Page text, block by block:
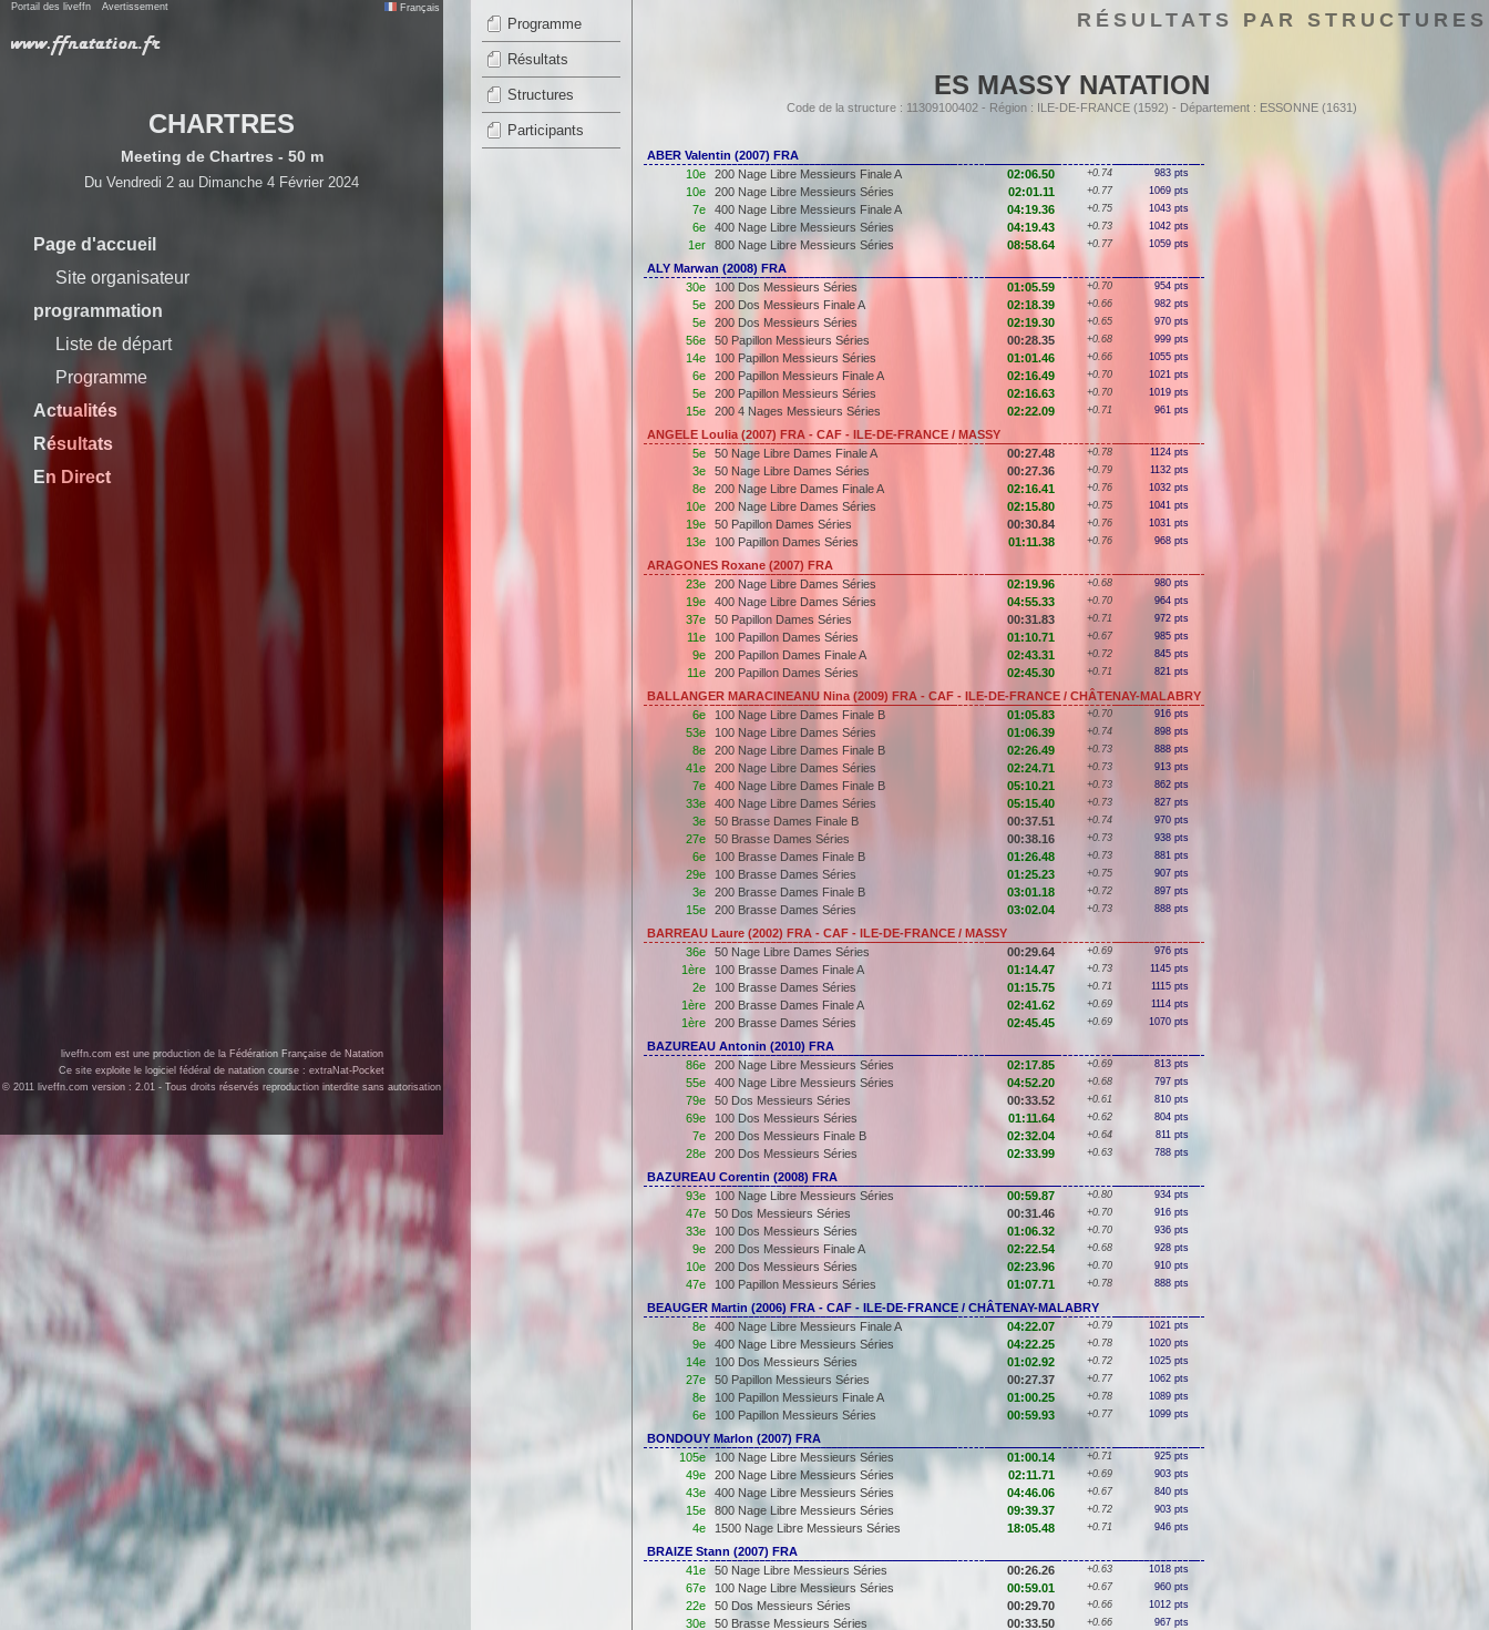
Portail des liveffn Avertissement Français
CHARTRES
Meeting de Chartres - 50 m
Du Vendredi 2 au Dimanche 4 Février 2024
Page d'accueil
Site organisateur
programmation
Liste de départ
Programme
Actualités
Résultats
En Direct
Programme
Résultats
Structures
Participants
RÉSULTATS PAR STRUCTURES
ES MASSY NATATION
Code de la structure : 11309100402 - Région : ILE-DE-FRANCE (1592) - Département : ESSONNE (1631)
ABER Valentin (2007) FRA
10e
200 Nage Libre Messieurs Finale A 02:06.50 +0.74 983 pts
10e 200 Nage Libre Messieurs Séries 02:01.11 +0.77 1069 pts
7e 400 Nage Libre Messieurs Finale A 04:19.36 +0.75 1043 pts
6e 400 Nage Libre Messieurs Séries 04:19.43 +0.73 1042 pts
1er 800 Nage Libre Messieurs Séries 08:58.64 +0.77 1059 pts
ALY Marwan (2008) FRA
30e
100 Dos Messieurs Séries 01:05.59 +0.70 954 pts
5e 200 Dos Messieurs Finale A 02:18.39 +0.66 982 pts
5e 200 Dos Messieurs Séries 02:19.30 +0.65 970 pts
56e 50 Papillon Messieurs Séries 00:28.35 +0.68 999 pts
14e 100 Papillon Messieurs Séries 01:01.46 +0.66 1055 pts
6e 200 Papillon Messieurs Finale A 02:16.49 +0.70 1021 pts
5e 200 Papillon Messieurs Séries 02:16.63 +0.70 1019 pts
15e 200 4 Nages Messieurs Séries 02:22.09 +0.71 961 pts
ANGELE Loulia (2007) FRA - CAF - ILE-DE-FRANCE / MASSY
5e
50 Nage Libre Dames Finale A 00:27.48 +0.78 1124 pts
3e 50 Nage Libre Dames Séries 00:27.36 +0.79 1132 pts
8e 200 Nage Libre Dames Finale A 02:16.41 +0.76 1032 pts
10e 200 Nage Libre Dames Séries 02:15.80 +0.75 1041 pts
19e 50 Papillon Dames Séries 00:30.84 +0.76 1031 pts
13e 100 Papillon Dames Séries 01:11.38 +0.76 968 pts
ARAGONES Roxane (2007) FRA
23e
200 Nage Libre Dames Séries 02:19.96 +0.68 980 pts
19e 400 Nage Libre Dames Séries 04:55.33 +0.70 964 pts
37e 50 Papillon Dames Séries 00:31.83 +0.71 972 pts
11e 100 Papillon Dames Séries 01:10.71 +0.67 985 pts
9e 200 Papillon Dames Finale A 02:43.31 +0.72 845 pts
11e 200 Papillon Dames Séries 02:45.30 +0.71 821 pts
BALLANGER MARACINEANU Nina (2009) FRA - CAF - ILE-DE-FRANCE / CHÂTENAY-MALABRY
6e
100 Nage Libre Dames Finale B 01:05.83 +0.70 916 pts
53e 100 Nage Libre Dames Séries 01:06.39 +0.74 898 pts
8e 200 Nage Libre Dames Finale B 02:26.49 +0.73 888 pts
41e 200 Nage Libre Dames Séries 02:24.71 +0.73 913 pts
7e 400 Nage Libre Dames Finale B 05:10.21 +0.73 862 pts
33e 400 Nage Libre Dames Séries 05:15.40 +0.73 827 pts
3e 50 Brasse Dames Finale B 00:37.51 +0.74 970 pts
27e 50 Brasse Dames Séries 00:38.16 +0.73 938 pts
6e 100 Brasse Dames Finale B 01:26.48 +0.73 881 pts
29e 100 Brasse Dames Séries 01:25.23 +0.75 907 pts
3e 200 Brasse Dames Finale B 03:01.18 +0.72 897 pts
15e 200 Brasse Dames Séries 03:02.04 +0.73 888 pts
BARREAU Laure (2002) FRA - CAF - ILE-DE-FRANCE / MASSY
36e
50 Nage Libre Dames Séries 00:29.64 +0.69 976 pts
1ère 100 Brasse Dames Finale A 01:14.47 +0.73 1145 pts
2e 100 Brasse Dames Séries 01:15.75 +0.71 1115 pts
1ère 200 Brasse Dames Finale A 02:41.62 +0.69 1114 pts
1ère 200 Brasse Dames Séries 02:45.45 +0.69 1070 pts
BAZUREAU Antonin (2010) FRA
86e
200 Nage Libre Messieurs Séries 02:17.85 +0.69 813 pts
55e 400 Nage Libre Messieurs Séries 04:52.20 +0.68 797 pts
79e 50 Dos Messieurs Séries 00:33.52 +0.61 810 pts
69e 100 Dos Messieurs Séries 01:11.64 +0.62 804 pts
7e 200 Dos Messieurs Finale B 02:32.04 +0.64 811 pts
28e 200 Dos Messieurs Séries 02:33.99 +0.63 788 pts
BAZUREAU Corentin (2008) FRA
93e
100 Nage Libre Messieurs Séries 00:59.87 +0.80 934 pts
47e 50 Dos Messieurs Séries 00:31.46 +0.70 916 pts
33e 100 Dos Messieurs Séries 01:06.32 +0.70 936 pts
9e 200 Dos Messieurs Finale A 02:22.54 +0.68 928 pts
10e 200 Dos Messieurs Séries 02:23.96 +0.70 910 pts
47e 100 Papillon Messieurs Séries 01:07.71 +0.78 888 pts
BEAUGER Martin (2006) FRA - CAF - ILE-DE-FRANCE / CHÂTENAY-MALABRY
8e
400 Nage Libre Messieurs Finale A 04:22.07 +0.79 1021 pts
9e 400 Nage Libre Messieurs Séries 04:22.25 +0.78 1020 pts
14e 100 Dos Messieurs Séries 01:02.92 +0.72 1025 pts
27e 50 Papillon Messieurs Séries 00:27.37 +0.77 1062 pts
8e 100 Papillon Messieurs Finale A 01:00.25 +0.78 1089 pts
6e 100 Papillon Messieurs Séries 00:59.93 +0.77 1099 pts
BONDOUY Marlon (2007) FRA
105e
100 Nage Libre Messieurs Séries 01:00.14 +0.71 925 pts
49e 200 Nage Libre Messieurs Séries 02:11.71 +0.69 903 pts
43e 400 Nage Libre Messieurs Séries 04:46.06 +0.67 840 pts
15e 800 Nage Libre Messieurs Séries 09:39.37 +0.72 903 pts
4e 1500 Nage Libre Messieurs Séries 18:05.48 +0.71 946 pts
BRAIZE Stann (2007) FRA
41e
50 Nage Libre Messieurs Séries 00:26.26 +0.63 1018 pts
67e 100 Nage Libre Messieurs Séries 00:59.01 +0.67 960 pts
22e 50 Dos Messieurs Séries 00:29.70 +0.66 1012 pts
30e 50 Brasse Messieurs Séries 00:33.50 +0.66 967 pts
liveffn.com est une production de la Fédération Française de Natation
Ce site exploite le logiciel fédéral de natation course : extraNat-Pocket
© 2011 liveffn.com version : 2.01 - Tous droits réservés reproduction interdite sans autorisation